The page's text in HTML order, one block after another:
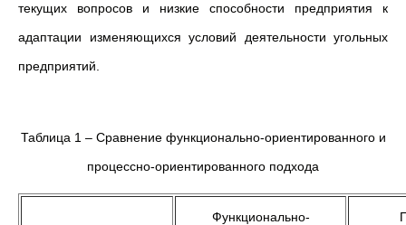
текущих вопросов и низкие способности предприятия к
адаптации изменяющихся условий деятельности угольных
предприятий.
Таблица 1 – Сравнение функционально-ориентированного и
процессно-ориентированного подхода
Функционально-